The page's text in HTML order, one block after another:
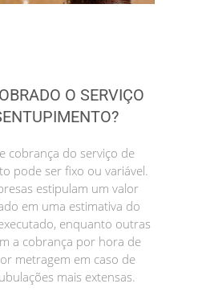
O SERVIÇO
cobrança do serviço de
pode ser fixo ou variável.
estipulam um valor
em uma estimativa do
enquanto outras
a cobrança por hora de
metragem em caso de
mais extensas.